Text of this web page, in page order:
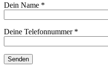
Dein Name *
Deine Telefonnummer *